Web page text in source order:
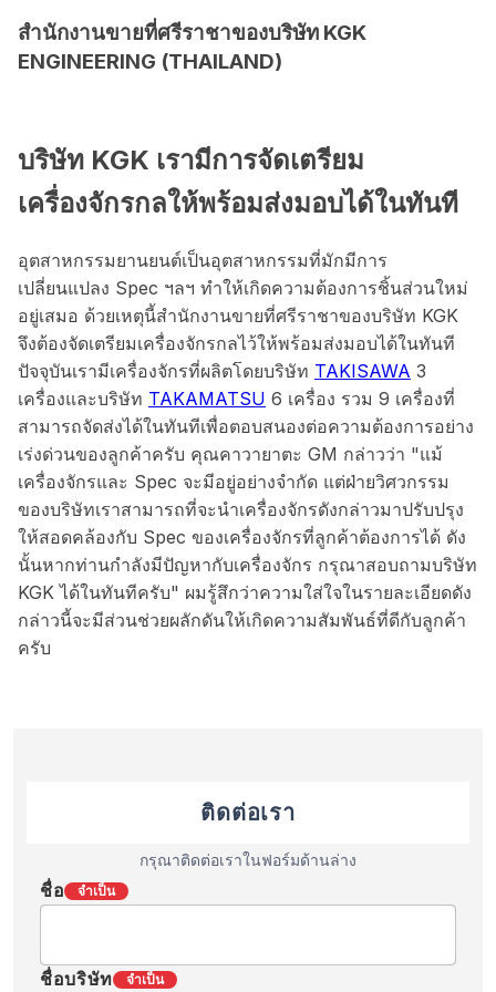
สำนักงานขายที่ศรีราชาของบริษัท KGK
ENGINEERING (THAILAND)
บริษัท KGK เรามีการจัดเตรียม
เครื่องจักรกลให้พร้อมส่งมอบได้ในทันที
อุตสาหกรรมยานยนต์เป็นอุตสาหกรรมที่มักมีการ
เปลี่ยนแปลง Spec ฯลฯ ทำให้เกิดความต้องการชิ้นส่วนใหม่
อยู่เสมอ ด้วยเหตุนี้สำนักงานขายที่ศรีราชาของบริษัท KGK
จึงต้องจัดเตรียมเครื่องจักรกลไว้ให้พร้อมส่งมอบได้ในทันที
ปัจจุบันเรามีเครื่องจักรที่ผลิตโดยบริษัท TAKISAWA 3
เครื่องและบริษัท TAKAMATSU 6 เครื่อง รวม 9 เครื่องที่
สามารถจัดส่งได้ในทันทีเพื่อตอบสนองต่อความต้องการอย่าง
เร่งด่วนของลูกค้าครับ คุณคาวายาตะ GM กล่าวว่า "แม้
เครื่องจักรและ Spec จะมีอยู่อย่างจำกัด แต่ฝ่ายวิศวกรรม
ของบริษัทเราสามารถที่จะนำเครื่องจักรดังกล่าวมาปรับปรุง
ให้สอดคล้องกับ Spec ของเครื่องจักรที่ลูกค้าต้องการได้ ดัง
นั้นหากท่านกำลังมีปัญหากับเครื่องจักร กรุณาสอบถามบริษัท
KGK ได้ในทันทีครับ" ผมรู้สึกว่าความใส่ใจในรายละเอียดดัง
กล่าวนี้จะมีส่วนช่วยผลักดันให้เกิดความสัมพันธ์ที่ดีกับลูกค้า
ครับ
ติดต่อเรา
กรุณาติดต่อเราในฟอร์มด้านล่าง
ชื่อ จำเป็น
ชื่อบริษัท จำเป็น